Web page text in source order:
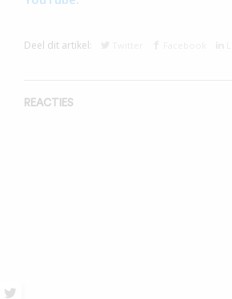
Deel dit artikel:
REACTIES